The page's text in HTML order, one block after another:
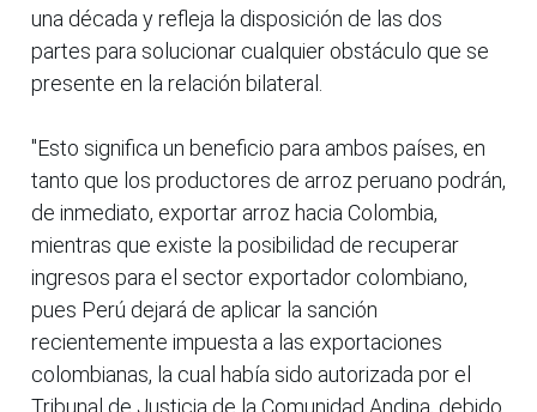
una década y refleja la disposición de las dos
partes para solucionar cualquier obstáculo que se
presente en la relación bilateral.
"Esto significa un beneficio para ambos países, en
tanto que los productores de arroz peruano podrán,
de inmediato, exportar arroz hacia Colombia,
mientras que existe la posibilidad de recuperar
ingresos para el sector exportador colombiano,
pues Perú dejará de aplicar la sanción
recientemente impuesta a las exportaciones
colombianas, la cual había sido autorizada por el
Tribunal de Justicia de la Comunidad Andina, debido